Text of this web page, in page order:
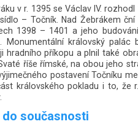
v r. 1395 se Václav IV.
– Točník. Nad Žebrákem
1398 – 1401 a jeho
Monumentální královský
hradního příkopu a plnil také
říše římské, na obou jeho
postavení Točníku
královského pokladu i to, že
současnosti